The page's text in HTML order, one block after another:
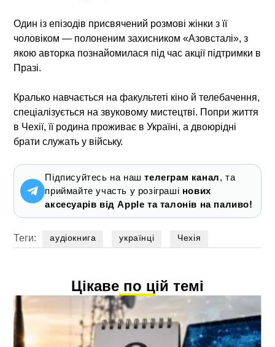
Один із епізодів присвячений розмові жінки з її
чоловіком — полоненим захисником «Азовсталі», з
якою авторка познайомилася під час акції підтримки в
Празі.
Кралько навчається на факультеті кіно й телебачення,
спеціалізується на звуковому мистецтві. Попри життя
в Чехії, її родина проживає в Україні, а двоюрідні
брати служать у війську.
Підписуйтесь на наштелеграм канал, та
приймайте участь у розіграші нових
аксесуарів від Apple та талонів на паливо!
Теги: аудіокнига українці Чехія
Цікаве по цій темі